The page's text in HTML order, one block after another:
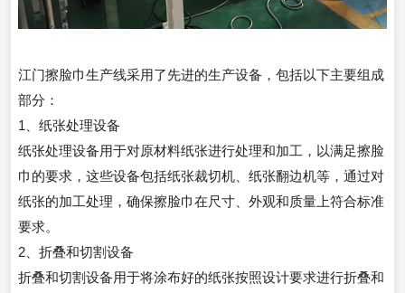
江门擦脸巾生产线采用了先进的生产设备，包括以下主要组成
部分：
1、纸张处理设备
纸张处理设备用于对原材料纸张进行处理和加工，以满足擦脸
巾的要求，这些设备包括纸张裁切机、纸张翻边机等，通过对
纸张的加工处理，确保擦脸巾在尺寸、外观和质量上符合标准
要求。
2、折叠和切割设备
折叠和切割设备用于将涂布好的纸张按照设计要求进行折叠和